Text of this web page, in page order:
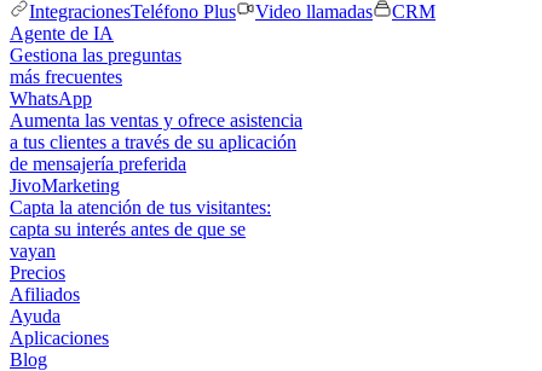
IntegracionesTeléfono Plus Video llamadas
CRM
Agente de IA
Gestiona las preguntas
más frecuentes
WhatsApp
Aumenta las ventas y ofrece asistencia
a tus clientes a través de su aplicación
de mensajería preferida
JivoMarketing
Capta la atención de tus visitantes:
capta su interés antes de que se
vayan
Precios
Afiliados
Ayuda
Aplicaciones
Blog